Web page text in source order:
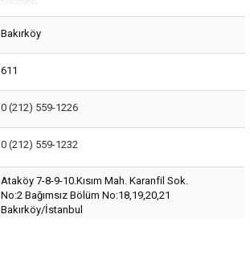
Bakırköy
611
0 (212) 559-1226
0 (212) 559-1232
Ataköy 7-8-9-10.Kısım Mah. Karanfil Sok.
No:2 Bağımsız Bölüm No:18,19,20,21
Bakırköy/İstanbul